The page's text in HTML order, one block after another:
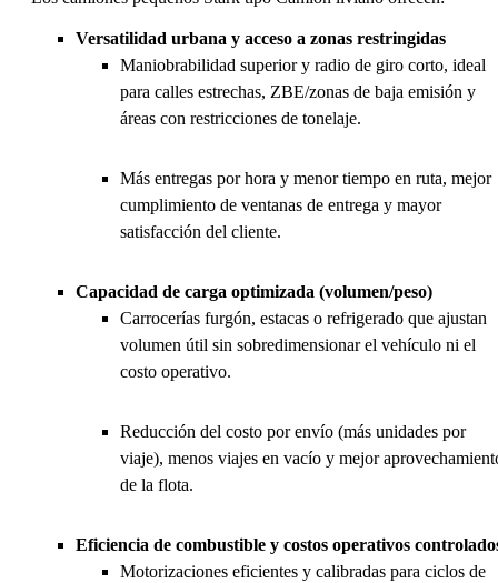
Versatilidad urbana y acceso a zonas restringidas
Maniobrabilidad superior y radio de giro corto, ideal
para calles estrechas, ZBE/zonas de baja emisión y
áreas con restricciones de tonelaje.
Más entregas por hora y menor tiempo en ruta, mejor
cumplimiento de ventanas de entrega y mayor
satisfacción del cliente.
Capacidad de carga optimizada (volumen/peso)
Carrocerías furgón, estacas o refrigerado que ajustan
volumen útil sin sobredimensionar el vehículo ni el
costo operativo.
Reducción del costo por envío (más unidades por
viaje), menos viajes en vacío y mejor
de la flota.
Eficiencia de combustible y costos operativos
Motorizaciones eficientes y calibradas para ciclos de